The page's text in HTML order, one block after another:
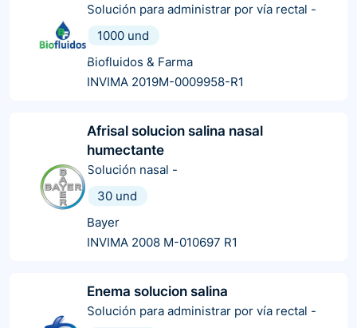
Solución para administrar por vía rectal -
1000 und
Biofluidos & Farma
INVIMA 2019M-0009958-R1
Afrisal solucion salina nasal
humectante
Solución nasal -
30 und
Bayer
INVIMA 2008 M-010697 R1
Enema solucion salina
Solución para administrar por vía rectal -